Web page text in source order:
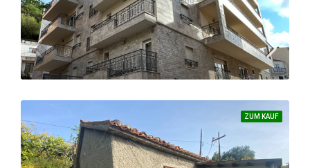
Bauerwartungsland im ruhigen und schönen Ort Kunje
GRUNDSTÜCK
ZUM KAUF